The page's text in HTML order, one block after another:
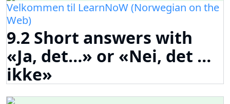
Velkommen til LearnNoW (Norwegian on the
Web)
9.2 Short answers with
«Ja, det…» or «Nei, det …
ikke»